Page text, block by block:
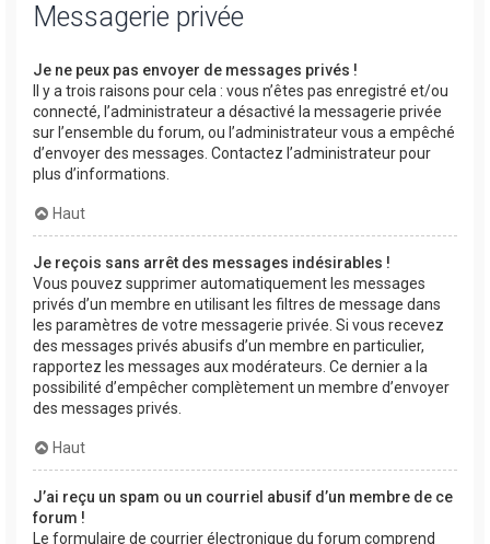
Messagerie privée
Je ne peux pas envoyer de messages privés !
Il y a trois raisons pour cela : vous n’êtes pas enregistré et/ou
connecté, l’administrateur a désactivé la messagerie privée
sur l’ensemble du forum, ou l’administrateur vous a empêché
d’envoyer des messages. Contactez l’administrateur pour
plus d’informations.
Haut
Je reçois sans arrêt des messages indésirables !
Vous pouvez supprimer automatiquement les messages
privés d’un membre en utilisant les filtres de message dans
les paramètres de votre messagerie privée. Si vous recevez
des messages privés abusifs d’un membre en particulier,
rapportez les messages aux modérateurs. Ce dernier a la
possibilité d’empêcher complètement un membre d’envoyer
des messages privés.
Haut
J’ai reçu un spam ou un courriel abusif d’un membre de ce
forum !
Le formulaire de courrier électronique du forum comprend